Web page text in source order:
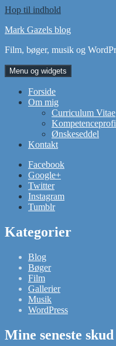
Hop til indhold
Mark Gazels blog
Film, bøger, musik og
Menu og widgets
Forside
Om mig
Curriculum Vitae
Ønskeseddel
Kontakt
Facebook
Google+
Twitter
Instagram
Tumblr
Kategorier
Blog
Bøger
Film
Gallerier
Musik
WordPress
Mine seneste skud